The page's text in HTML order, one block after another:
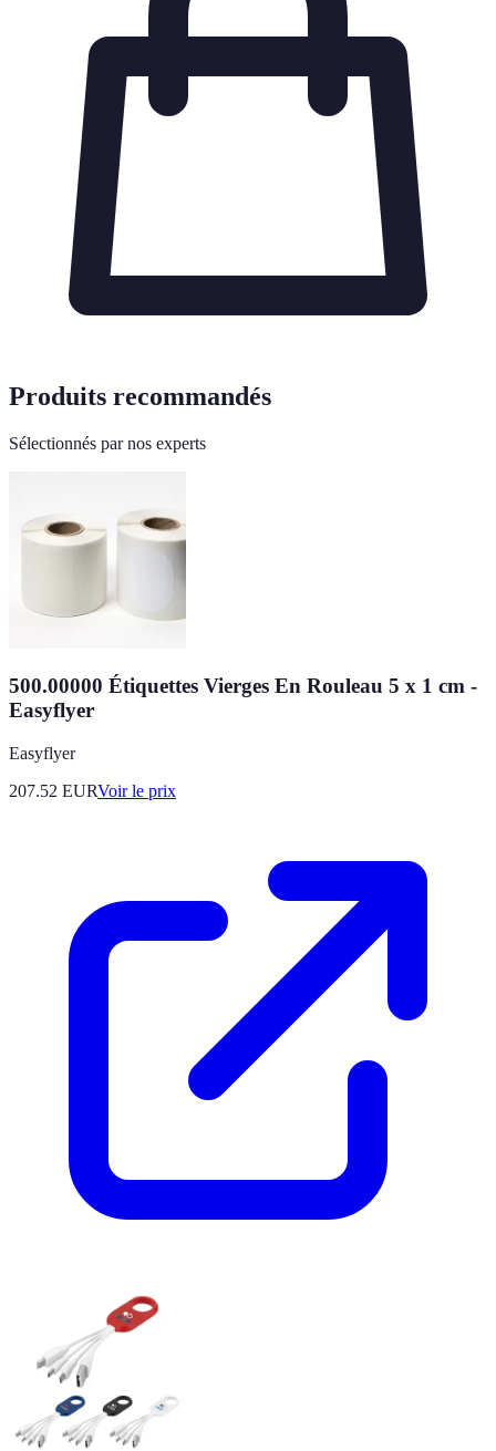
Produits recommandés
Sélectionnés par nos experts
500.00000 Étiquettes Vierges En Rouleau 5 x 1 cm -
Easyflyer
Easyflyer
207.52 EURVoir le prix